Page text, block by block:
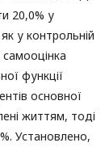
20,0% у
у контрольній
функції
основної
життям, тоді
Установлено,